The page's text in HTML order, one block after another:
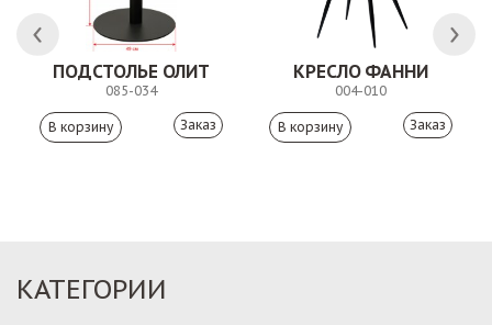
ПОДСТОЛЬЕ ОЛИТ
085-034
Заказ
КРЕСЛО ФАННИ
004-010
Заказ
КАТЕГОРИИ